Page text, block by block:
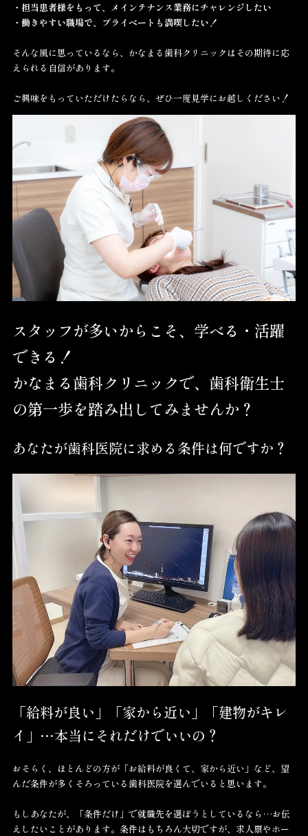
・担当患者様をもって、メインテナンス業務にチャレンジしたい
・働きやすい職場で、プライベートも満喫したい！
そんな風に思っているなら、かなまる歯科クリニックはその期待に応
えられる自信があります。
ご興味をもっていただけたらなら、ぜひ一度見学にお越しください！
スタッフが多いからこそ、学べる・活躍
できる！
かなまる歯科クリニックで、歯科衛生士
の第一歩を踏み出してみませんか？
あなたが歯科医院に求める条件は何ですか？
「給料が良い」「家から近い」「建物がキレ
イ」…本当にそれだけでいいの？
おそらく、ほとんどの方が「お給料が良くて、家から近い」など、望
んだ条件が多くそろっている歯科医院を選んでいると思います。
もしあなたが、「条件だけ」で就職先を選ぼうとしているなら…お伝
えしたいことがあります。条件はもちろん大切ですが、求人票やホー